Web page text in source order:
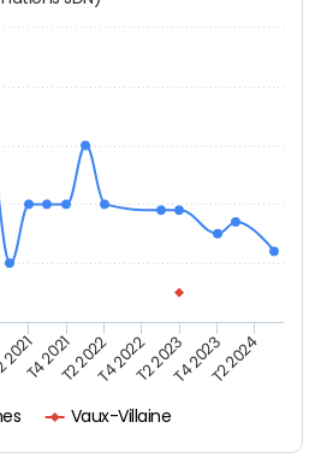
Vaux-Villaine
T4 2021T2 2022T4 2022T2 2023T4 2023T2 2024